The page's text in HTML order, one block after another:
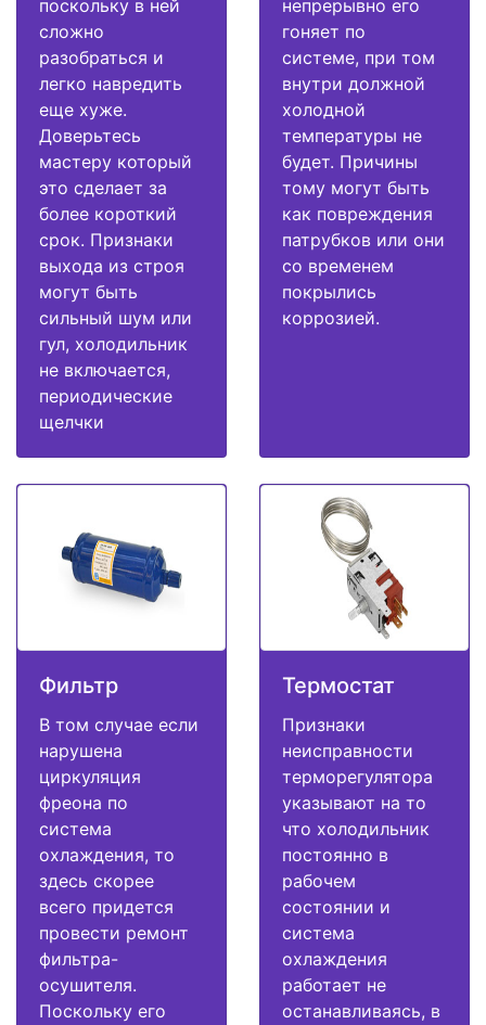
поскольку в ней
сложно
разобраться и
легко навредить
еще хуже.
Доверьтесь
мастеру который
это сделает за
более короткий
срок. Признаки
выхода из строя
могут быть
сильный шум или
гул, холодильник
не включается,
периодические
щелчки
непрерывно его
гоняет по
системе, при том
внутри должной
холодной
температуры не
будет. Причины
тому могут быть
как повреждения
патрубков или они
со временем
покрылись
коррозией.
Фильтр
В том случае если
нарушена
циркуляция
фреона по
система
охлаждения, то
здесь скорее
всего придется
провести ремонт
фильтра-
осушителя.
Поскольку его
Термостат
Признаки
неисправности
терморегулятора
указывают на то
что холодильник
постоянно в
рабочем
состоянии и
система
охлаждения
работает не
останавливаясь, в